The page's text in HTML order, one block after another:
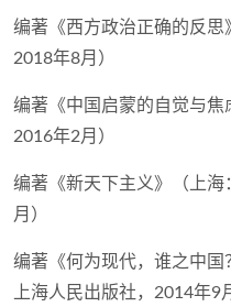
编著《西方政治正确的反思
2018年8月）
编著《中国启蒙的自觉与焦
2016年2月）
编著《新天下主义》（上
月）
编著《何为现代，谁之中国
上海人民出版社，2014年9